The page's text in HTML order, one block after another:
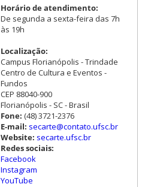
Horário de atendimento:
De segunda a sexta-feira das 7h
às 19h
Localização:
Campus Florianópolis - Trindade
Centro de Cultura e Eventos -
Fundos
CEP 88040-900
Florianópolis - SC - Brasil
Fone: (48) 3721-2376
E-mail: secarte@contato.ufsc.br
Website: secarte.ufsc.br
Redes sociais:
Facebook
Instagram
YouTube